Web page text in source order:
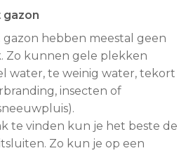
gazon
hebben meestal geen
Zo kunnen gele plekken
water, te weinig water, tekort
insecten of
te vinden kun je het beste de
Zo kun je op een